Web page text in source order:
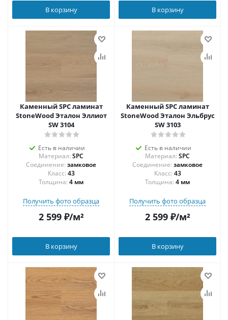
В корзину В корзину
Каменный SPC ламинат
StoneWood Эталон Эллиот
SW 3104
Есть в наличии
Материал: SPC
Соединение: замковое
43
Толщина: 4 мм
Получить фото образца
2 599₽/м²
В корзину
Каменный SPC ламинат
StoneWood Эталон Эльбрус
SW 3103
Есть в наличии
Материал: SPC
Соединение: замковое
43
Толщина: 4 мм
Получить фото образца
2 599₽/м²
В корзину